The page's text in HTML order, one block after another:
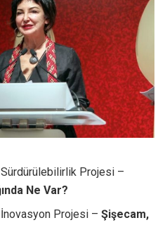
Projesi –
Ne Var?
İnovasyon Projesi –Şişecam,